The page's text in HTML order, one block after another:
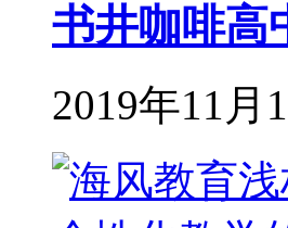
书井咖啡高
2019年11月